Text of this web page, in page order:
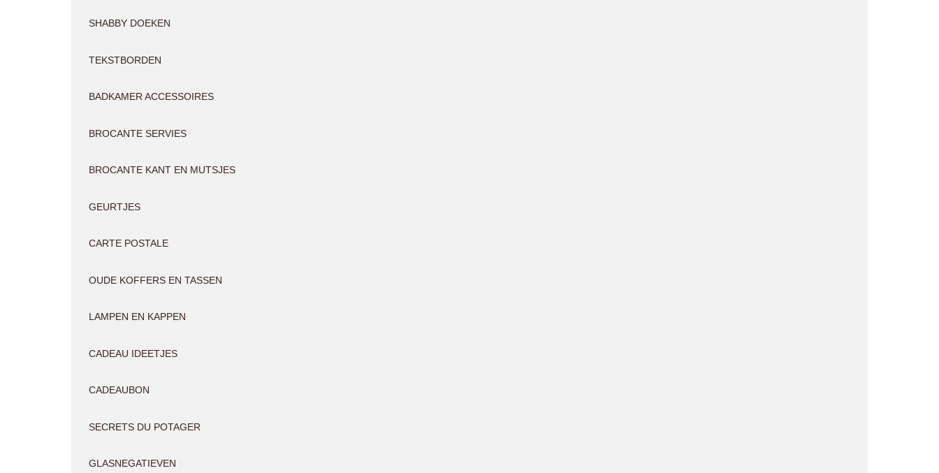
SHABBY DOEKEN
TEKSTBORDEN
BADKAMER ACCESSOIRES
BROCANTE SERVIES
BROCANTE KANT EN MUTSJES
GEURTJES
CARTE POSTALE
OUDE KOFFERS EN TASSEN
LAMPEN EN KAPPEN
CADEAU IDEETJES
CADEAUBON
SECRETS DU POTAGER
GLASNEGATIEVEN